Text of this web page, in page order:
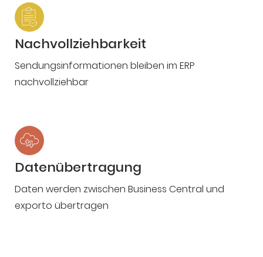
Nachvollziehbarkeit
Sendungsinformationen bleiben im ERP
nachvollziehbar
Datenübertragung
Daten werden zwischen Business Central und
exporto übertragen